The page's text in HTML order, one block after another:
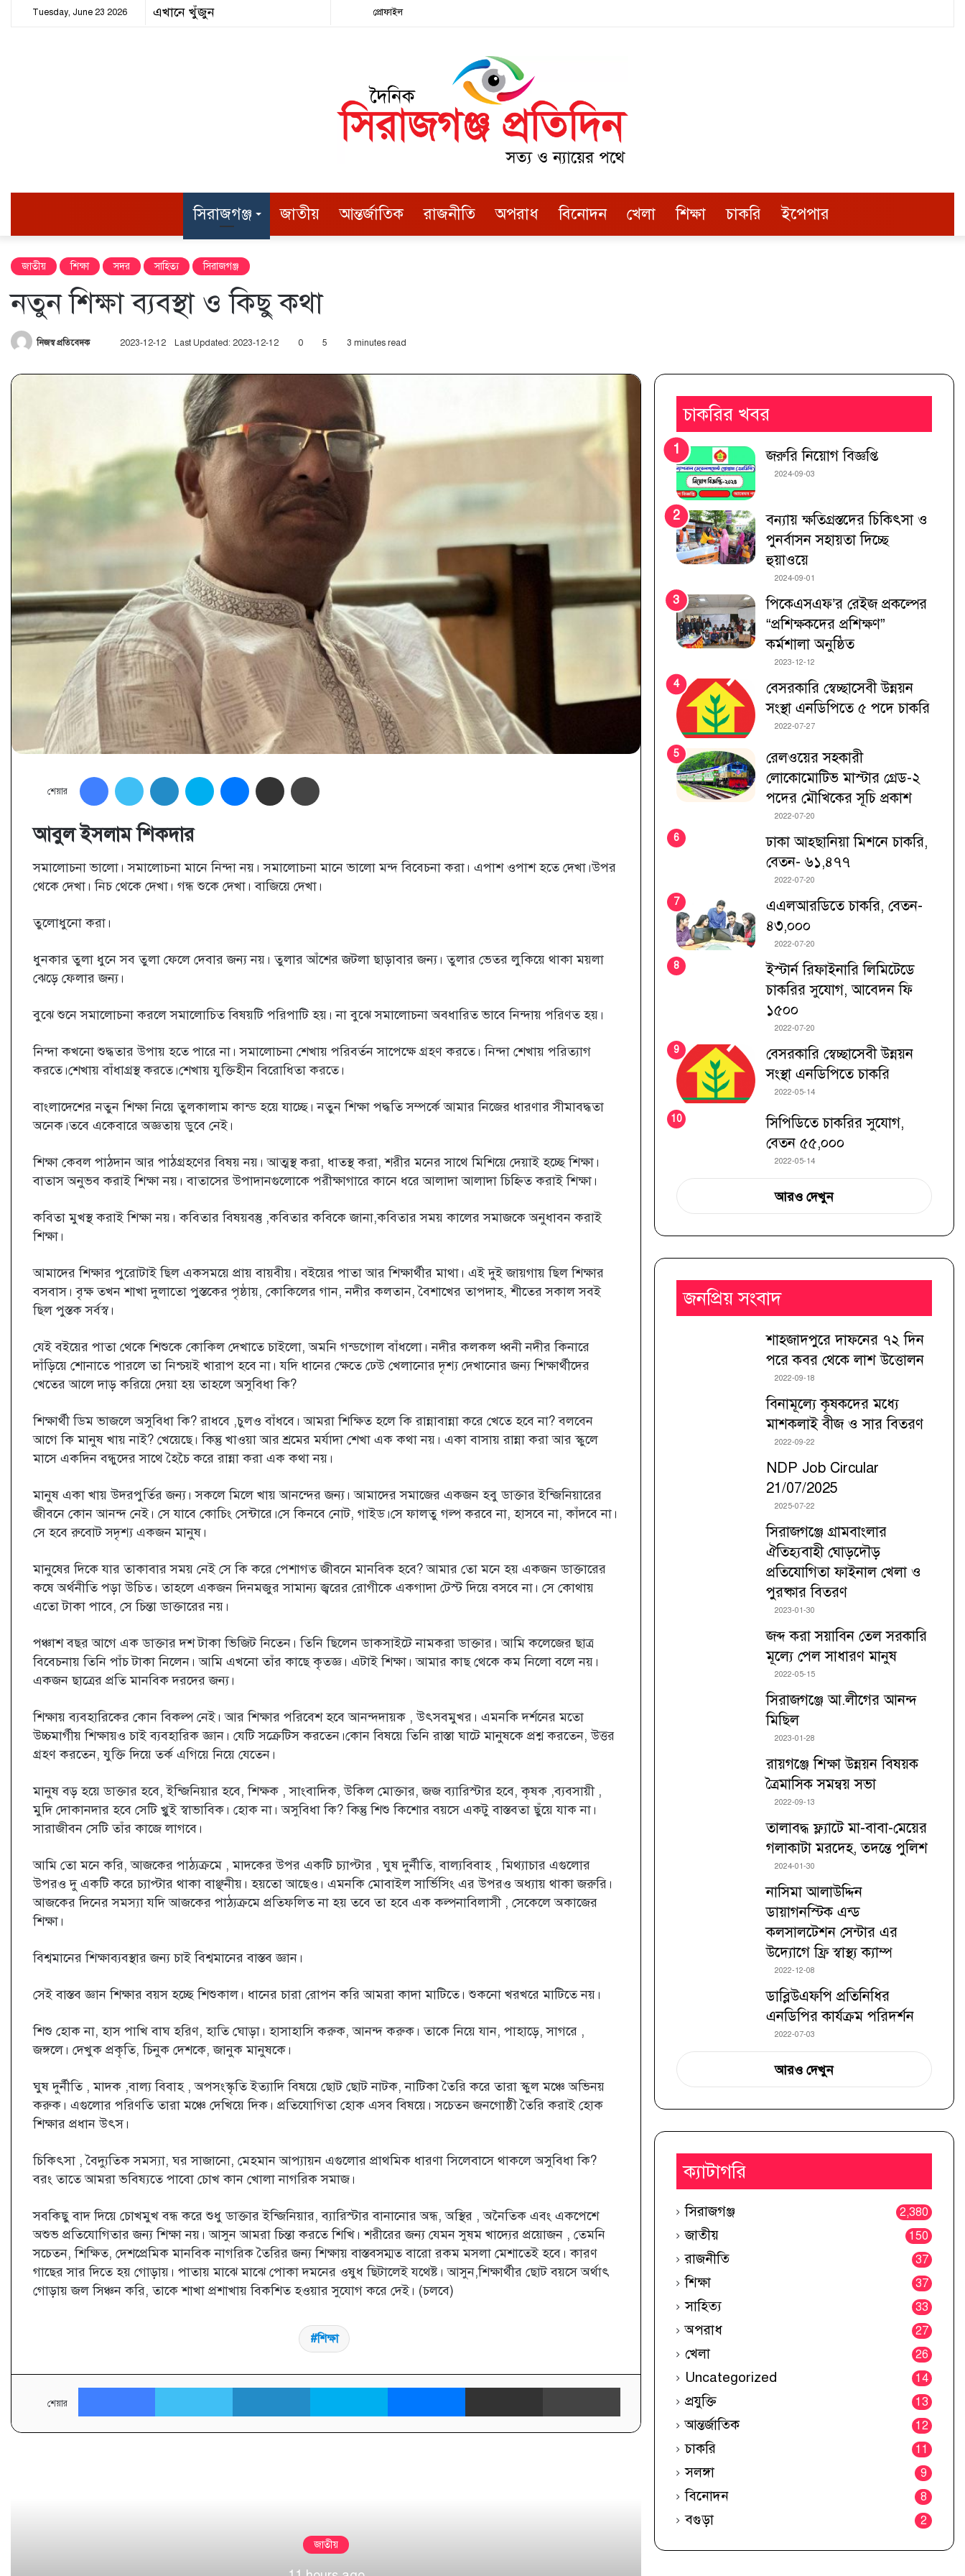
Tuesday, June 23 2026
Randomপ্রোফাইল
হোমসিরাজগঞ্জ জাতীয় আন্তর্জাতিক রাজনীতি অপরাধ বিনোদন খেলা শিক্ষা চাকরি ইপেপার
জাতীয় শিক্ষা সদর সাহিত্য সিরাজগঞ্জ
নতুন শিক্ষা ব্যবস্থা ও কিছু কথা
নিজস্ব প্রতিবেদক
Send
email
2023-12-12 Last Updated: 2023-12-12 0 5 3 minutes read
শেয়ার
Facebook
Twitter LinkedInSkype Messenger
Share via Email
আবুল ইসলাম শিকদার
সমালোচনা ভালো। সমালোচনা মানে নিন্দা নয়। সমালোচনা মানে ভালো মন্দ বিবেচনা করা। এপাশ ওপাশ হতে দেখা।উপর
থেকে দেখা। নিচ থেকে দেখা। গন্ধ শুকে দেখা। বাজিয়ে দেখা।
তুলোধুনো করা।
ধুনকার তুলা ধুনে সব তুলা ফেলে দেবার জন্য নয়। তুলার আঁশের জটলা ছাড়াবার জন্য। তুলার ভেতর লুকিয়ে থাকা ময়লা
ঝেড়ে ফেলার জন্য।
বুঝে শুনে সমালোচনা করলে সমালোচিত বিষয়টি পরিপাটি হয়। না বুঝে সমালোচনা অবধারিত ভাবে নিন্দায় পরিণত হয়।
নিন্দা কখনো শুদ্ধতার উপায় হতে পারে না। সমালোচনা শেখায় পরিবর্তন সাপেক্ষে গ্রহণ করতে। নিন্দা শেখায় পরিত্যাগ
করতে।শেখায় বাঁধাগ্রস্থ করতে।শেখায় যুক্তিহীন বিরোধিতা করতে।
বাংলাদেশের নতুন শিক্ষা নিয়ে তুলকালাম কান্ড হয়ে যাচ্ছে। নতুন শিক্ষা পদ্ধতি সম্পর্কে আমার নিজের ধারণার সীমাবদ্ধতা
অনেক।তবে একেবারে অজ্ঞতায় ডুবে নেই।
শিক্ষা কেবল পাঠদান আর পাঠগ্রহণের বিষয় নয়। আত্মস্থ করা, ধাতস্থ করা, শরীর মনের সাথে মিশিয়ে দেয়াই হচ্ছে শিক্ষা।
বাতাস অনুভব করাই শিক্ষা নয়। বাতাসের উপাদানগুলোকে পরীক্ষাগারে কানে ধরে আলাদা আলাদা চিহ্নিত করাই শিক্ষা।
কবিতা মুখস্থ করাই শিক্ষা নয়। কবিতার বিষয়বস্তু ,কবিতার কবিকে জানা,কবিতার সময় কালের সমাজকে অনুধাবন করাই
শিক্ষা।
আমাদের শিক্ষার পুরোটাই ছিল একসময়ে প্রায় বায়বীয়। বইয়ের পাতা আর শিক্ষার্থীর মাথা। এই দুই জায়গায় ছিল শিক্ষার
বসবাস। বৃক্ষ তখন শাখা দুলাতো পুস্তকের পৃষ্ঠায়, কোকিলের গান, নদীর কলতান, বৈশাখের তাপদাহ, শীতের সকাল সবই
ছিল পুস্তক সর্বস্ব।
যেই বইয়ের পাতা থেকে শিশুকে কোকিল দেখাতে চাইলো, অমনি গন্ডগোল বাঁধলো। নদীর কলকল ধ্বনী নদীর কিনারে
দাঁড়িয়ে শোনাতে পারলে তা নিশ্চয়ই খারাপ হবে না। যদি ধানের ক্ষেতে ঢেউ খেলানোর দৃশ্য দেখানোর জন্য শিক্ষার্থীদের
খেতের আলে দাড় করিয়ে দেয়া হয় তাহলে অসুবিধা কি?
শিক্ষার্থী ডিম ভাজলে অসুবিধা কি? রাধবে ,চুলও বাঁধবে। আমরা শিক্ষিত হলে কি রান্নাবান্না করে খেতে হবে না? বলবেন
আগে কি মানুষ খায় নাই? খেয়েছে। কিন্তু খাওয়া আর শ্রমের মর্যাদা শেখা এক কথা নয়। একা বাসায় রান্না করা আর স্কুলে
মাসে একদিন বন্ধুদের সাথে হৈচৈ করে রান্না করা এক কথা নয়।
মানুষ একা খায় উদরপুর্তির জন্য। সকলে মিলে খায় আনন্দের জন্য। আমাদের সমাজের একজন হবু ডাক্তার ইন্জিনিয়ারের
জীবনে কোন আনন্দ নেই। সে যাবে কোচিং সেন্টারে।সে কিনবে নোট, গাইড।সে ফালতু গল্প করবে না, হাসবে না, কাঁদবে না।
সে হবে রুবোট সদৃশ্য একজন মানুষ।
মানুষের দিকে যার তাকাবার সময় নেই সে কি করে পেশাগত জীবনে মানবিক হবে? আমার তো মনে হয় একজন ডাক্তারের
কষে অর্থনীতি পড়া উচিত। তাহলে একজন দিনমজুর সামান্য জ্বরের রোগীকে একগাদা টেস্ট দিয়ে বসবে না। সে কোথায়
এতো টাকা পাবে, সে চিন্তা ডাক্তারের নয়।
পঞ্চাশ বছর আগে এক ডাক্তার দশ টাকা ভিজিট নিতেন। তিনি ছিলেন ডাকসাইটে নামকরা ডাক্তার। আমি কলেজের ছাত্র
বিবেচনায় তিনি পাঁচ টাকা নিলেন। আমি এখনো তাঁর কাছে কৃতজ্ঞ। এটাই শিক্ষা। আমার কাছ থেকে কম নিলো বলে নয়।
একজন ছাত্রের প্রতি মানবিক দরদের জন্য।
শিক্ষায় ব্যবহারিকের কোন বিকল্প নেই। আর শিক্ষার পরিবেশ হবে আনন্দদায়ক , উৎসবমুখর। এমনকি দর্শনের মতো
উচ্চমার্গীয় শিক্ষায়ও চাই ব্যবহারিক জ্ঞান। যেটি সক্রেটিস করতেন।কোন বিষয়ে তিনি রাস্তা ঘাটে মানুষকে প্রশ্ন করতেন, উত্তর
গ্রহণ করতেন, যুক্তি দিয়ে তর্ক এগিয়ে নিয়ে যেতেন।
মানুষ বড় হয়ে ডাক্তার হবে, ইন্জিনিয়ার হবে, শিক্ষক , সাংবাদিক, উকিল মোক্তার, জজ ব্যারিস্টার হবে, কৃষক ,ব্যবসায়ী ,
মুদি দোকানদার হবে সেটি খ্বুই স্বাভাবিক। হোক না। অসুবিধা কি? কিন্তু শিশু কিশোর বয়সে একটু বাস্তবতা ছুঁয়ে যাক না।
সারাজীবন সেটি তাঁর কাজে লাগবে।
আমি তো মনে করি, আজকের পাঠ্যক্রমে , মাদকের উপর একটি চ্যাপ্টার , ঘুষ দুর্নীতি, বাল্যবিবাহ , মিথ্যাচার এগুলোর
উপরও দু একটি করে চ্যাপ্টার থাকা বাঞ্ছনীয়। হয়তো আছেও। এমনকি মোবাইল সার্ভিসিং এর উপরও অধ্যায় থাকা জরুরি।
আজকের দিনের সমস্যা যদি আজকের পাঠ্যক্রমে প্রতিফলিত না হয় তবে তা হবে এক কল্পনাবিলাসী , সেকেলে অকাজের
শিক্ষা।
বিশ্বমানের শিক্ষাব্যবস্থার জন্য চাই বিশ্বমানের বাস্তব জ্ঞান।
সেই বাস্তব জ্ঞান শিক্ষার বয়স হচ্ছে শিশুকাল। ধানের চারা রোপন করি আমরা কাদা মাটিতে। শুকনো খরখরে মাটিতে নয়।
শিশু হোক না, হাস পাখি বাঘ হরিণ, হাতি ঘোড়া। হাসাহাসি করুক, আনন্দ করুক। তাকে নিয়ে যান, পাহাড়ে, সাগরে ,
জঙ্গলে। দেখুক প্রকৃতি, চিনুক দেশকে, জানুক মানুষকে।
ঘুষ দুর্নীতি , মাদক ,বাল্য বিবাহ , অপসংস্কৃতি ইত্যাদি বিষয়ে ছোট ছোট নাটক, নাটিকা তৈরি করে তারা স্কুল মঞ্চে অভিনয়
করুক। এগুলোর পরিণতি তারা মঞ্চে দেখিয়ে দিক। প্রতিযোগিতা হোক এসব বিষয়ে। সচেতন জনগোষ্ঠী তৈরি করাই হোক
শিক্ষার প্রধান উৎস।
চিকিৎসা , বৈদ্যুতিক সমস্যা, ঘর সাজানো, মেহমান আপ্যায়ন এগুলোর প্রাথমিক ধারণা সিলেবাসে থাকলে অসুবিধা কি?
বরং তাতে আমরা ভবিষ্যতে পাবো চোখ কান খোলা নাগরিক সমাজ।
সবকিছু বাদ দিয়ে চোখমুখ বন্ধ করে শুধু ডাক্তার ইন্জিনিয়ার, ব্যারিস্টার বানানোর অন্ধ, অস্থির , অনৈতিক এবং একপেশে
অশুভ প্রতিযোগিতার জন্য শিক্ষা নয়। আসুন আমরা চিন্তা করতে শিখি। শরীরের জন্য যেমন সুষম খাদ্যের প্রয়োজন , তেমনি
সচেতন, শিক্ষিত, দেশপ্রেমিক মানবিক নাগরিক তৈরির জন্য শিক্ষায় বাস্তবসম্মত বারো রকম মসলা মেশাতেই হবে। কারণ
গাছের সার দিতে হয় গোড়ায়। পাতায় মাঝে মাঝে পোকা দমনের ওষুধ ছিটালেই যথেষ্ট। আসুন,শিক্ষার্থীর ছোট বয়সে অর্থাৎ
গোড়ায় জল সিঞ্চন করি, তাকে শাখা প্রশাখায় বিকশিত হওয়ার সুযোগ করে দেই। (চলবে)
শিক্ষা
শেয়ার
Facebook Twitter LinkedIn Skype Messenger Share via Email প্রিন্ট
জাতীয়
চাকরির খবর
জরুরি নিয়োগ বিজ্ঞপ্তি
2024-09-03
বন্যায় ক্ষতিগ্রস্তদের চিকিৎসা ও
পুনর্বাসন সহায়তা দিচ্ছে
হুয়াওয়ে
2024-09-01
পিকেএসএফ’র রেইজ প্রকল্পের
“প্রশিক্ষকদের প্রশিক্ষণ”
কর্মশালা অনুষ্ঠিত
2023-12-12
বেসরকারি স্বেচ্ছাসেবী উন্নয়ন
সংস্থা এনডিপিতে ৫ পদে চাকরি
2022-07-27
রেলওয়ের সহকারী
লোকোমোটিভ মাস্টার গ্রেড-২
পদের মৌখিকের সূচি প্রকাশ
2022-07-20
ঢাকা আহ্ছানিয়া মিশনে চাকরি,
বেতন- ৬১,৪৭৭
2022-07-20
এএলআরডিতে চাকরি, বেতন-
৪৩,০০০
2022-07-20
ইস্টার্ন রিফাইনারি লিমিটেডে
চাকরির সুযোগ, আবেদন ফি
১৫০০
2022-07-20
বেসরকারি স্বেচ্ছাসেবী উন্নয়ন
সংস্থা এনডিপিতে চাকরি
2022-05-14
সিপিডিতে চাকরির সুযোগ,
বেতন ৫৫,০০০
2022-05-14
আরও দেখুন
জনপ্রিয় সংবাদ
শাহজাদপুরে দাফনের ৭২ দিন
পরে কবর থেকে লাশ উত্তোলন
2022-09-18
বিনামূল্যে কৃষকদের মধ্যে
মাশকলাই বীজ ও সার বিতরণ
2022-09-22
NDP Job Circular
21/07/2025
2025-07-22
সিরাজগঞ্জে গ্রামবাংলার
ঐতিহ্যবাহী ঘোড়দৌড়
প্রতিযোগিতা ফাইনাল খেলা ও
পুরষ্কার বিতরণ
2023-01-30
জব্দ করা সয়াবিন তেল সরকারি
মূল্যে পেল সাধারণ মানুষ
2022-05-15
সিরাজগঞ্জে আ.লীগের আনন্দ
মিছিল
2023-01-28
রায়গঞ্জে শিক্ষা উন্নয়ন বিষয়ক
ত্রৈমাসিক সমন্বয় সভা
2022-09-13
তালাবদ্ধ ফ্ল্যাটে মা-বাবা-মেয়ের
গলাকাটা মরদেহ, তদন্তে পুলিশ
2024-01-30
নাসিমা আলাউদ্দিন
ডায়াগনস্টিক এন্ড
কলসালটেশন সেন্টার এর
উদ্যোগে ফ্রি স্বাস্থ্য ক্যাম্প
2022-12-08
ডাব্লিউএফপি প্রতিনিধির
এনডিপির কার্যক্রম পরিদর্শন
2022-07-03
আরও দেখুন
ক্যাটাগরি
সিরাজগঞ্জ 2,380
জাতীয় 150
রাজনীতি 37
শিক্ষা 37
সাহিত্য 33
অপরাধ 27
খেলা 26
Uncategorized 14
প্রযুক্তি 13
আন্তর্জাতিক 12
চাকরি 11
সলঙ্গা 9
বিনোদন 8
বগুড়া 2